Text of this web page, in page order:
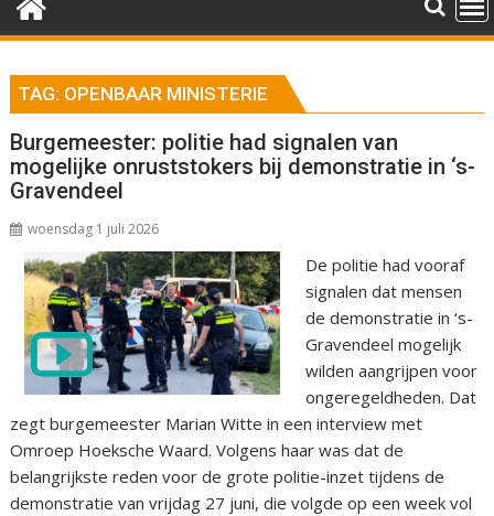
TAG: OPENBAAR MINISTERIE
Burgemeester: politie had signalen van
mogelijke onruststokers bij demonstratie in ‘s-
Gravendeel
woensdag 1 juli 2026
De politie had vooraf
signalen dat mensen
de demonstratie in ‘s-
Gravendeel mogelijk
wilden aangrijpen voor
ongeregeldheden. Dat
zegt burgemeester Marian Witte in een interview met
Omroep Hoeksche Waard. Volgens haar was dat de
belangrijkste reden voor de grote politie-inzet tijdens de
demonstratie van vrijdag 27 juni, die volgde op een week vol